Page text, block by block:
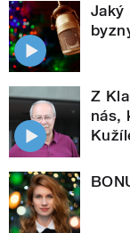
Jaký
Z
nás,